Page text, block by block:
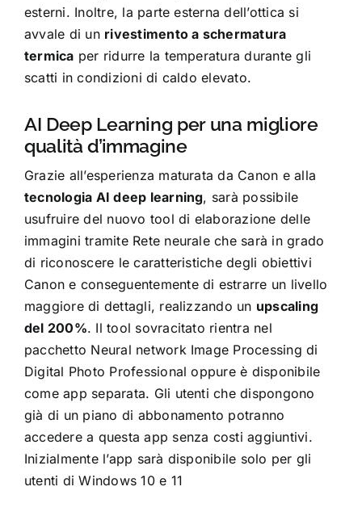
esterni. Inoltre, la parte esterna dell’ottica si
avvale di un rivestimento a schermatura
termica per ridurre la temperatura durante gli
scatti in condizioni di caldo elevato.
AI Deep Learning per una migliore
qualità d’immagine
Grazie all’esperienza maturata da Canon e alla
tecnologia AI deep learning, sarà possibile
usufruire del nuovo tool di elaborazione delle
immagini tramite Rete neurale che sarà in grado
di riconoscere le caratteristiche degli obiettivi
Canon e conseguentemente di estrarre un livello
maggiore di dettagli, realizzando un upscaling
del 200%. Il tool sovracitato rientra nel
pacchetto Neural network Image Processing di
Digital Photo Professional oppure è disponibile
come app separata. Gli utenti che dispongono
già di un piano di abbonamento potranno
accedere a questa app senza costi aggiuntivi.
Inizialmente l’app sarà disponibile solo per gli
utenti di Windows 10 e 11